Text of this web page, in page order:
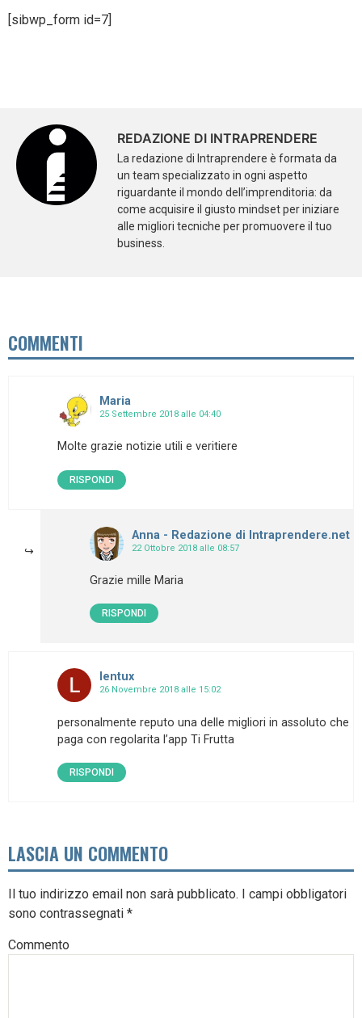
[sibwp_form id=7]
REDAZIONE DI INTRAPRENDERE
La redazione di Intraprendere è formata da
un team specializzato in ogni aspetto
riguardante il mondo dell’imprenditoria: da
come acquisire il giusto mindset per iniziare
alle migliori tecniche per promuovere il tuo
business.
COMMENTI
Maria
25 Settembre 2018 alle 04:40
Molte grazie notizie utili e veritiere
RISPONDI
Anna - Redazione di Intraprendere.net
22 Ottobre 2018 alle 08:57
Grazie mille Maria
RISPONDI
lentux
26 Novembre 2018 alle 15:02
personalmente reputo una delle migliori in assoluto che
paga con regolarita l’app Ti Frutta
RISPONDI
LASCIA UN COMMENTO
Il tuo indirizzo email non sarà pubblicato. I campi obbligatori
sono contrassegnati *
Commento